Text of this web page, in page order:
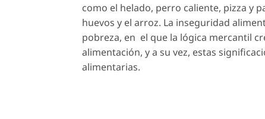
como el helado, perro caliente, pizza y
huevos y el arroz. La inseguridad
pobreza, en el que la lógica mercantil
alimentación, y a su vez, estas
alimentarias.